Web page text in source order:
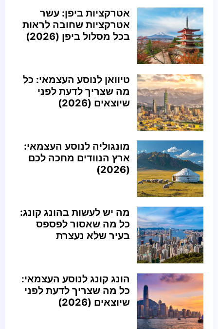
אטרקציות ביפן: עשר
אטרקציות שחובה לראות
בכל מסלול ביפן (2026)
טיוואן לנוסע העצמאי: כל
מה שצריך לדעת לפני
שיוצאים (2026)
מונגוליה לנוסע העצמאי:
ארץ הנוודים מחכה לכם
(2026)
מה יש לעשות בהונג קונג:
כל מה שאסור לפספס
בעיר שלא נעצרת
הונג קונג לנוסע העצמאי:
כל מה שצריך לדעת לפני
שיוצאים (2026)